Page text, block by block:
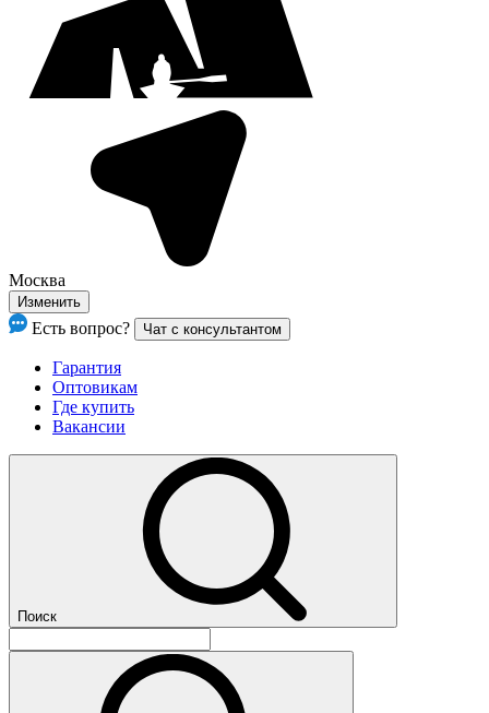
Москва
Изменить
Есть вопрос? Чат с консультантом
Гарантия
Оптовикам
Где купить
Вакансии
Поиск